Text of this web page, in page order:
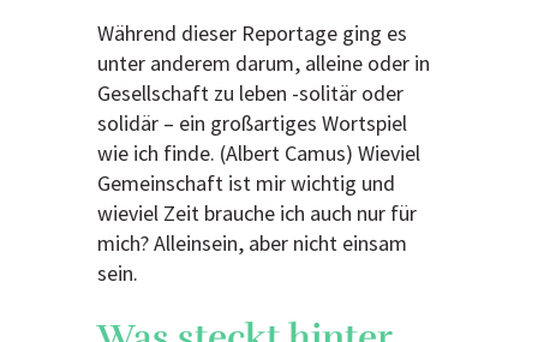
Während dieser Reportage ging es
unter anderem darum, alleine oder in
Gesellschaft zu leben -solitär oder
solidär – ein großartiges Wortspiel
wie ich finde. (Albert Camus) Wieviel
Gemeinschaft ist mir wichtig und
wieviel Zeit brauche ich auch nur für
mich? Alleinsein, aber nicht einsam
sein.